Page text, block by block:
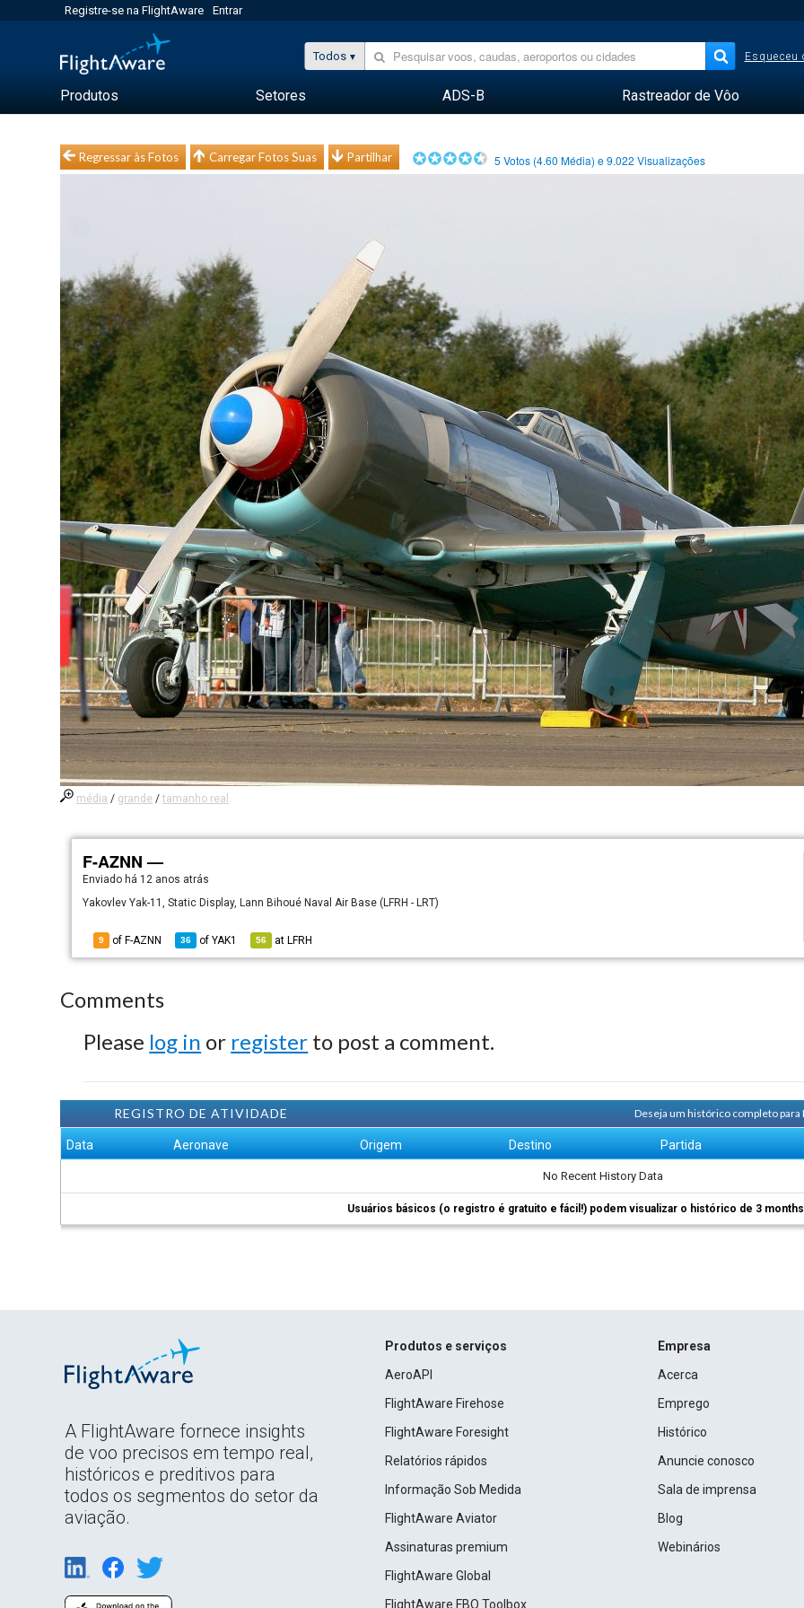
Registre-se na FlightAware Entrar
Todos Esqueceu
Produtos Setores ADS-B Rastreador de Vôo
Regressar às Fotos Carregar Fotos Suas Partilhar 5 Votos (4.60 Média) e9.022 Visualizações
média / grande /tamanho real
F-AZNN —
Enviado há 12 anos atrás
Yakovlev Yak-11, Static Display, Lann Bihoué Naval Air Base (LFRH - LRT)
9 of F-AZNN 36 ofYAK1 56 at LFRH
Comments
Please log in or register to post a comment.
REGISTRO DE ATIVIDADE Deseja um histórico completo para
Data Aeronave Origem Destino Partida
No Recent History Data
Usuários básicos (o registro é gratuito e fácil!) podem visualizar o histórico de 3
A FlightAware fornece insights
de voo precisos em tempo real,
históricos e preditivos para
todos os segmentos do setor da
aviação.
Produtos e serviços
AeroAPI
FlightAware Firehose
FlightAware Foresight
Relatórios rápidos
Informação Sob Medida
FlightAware Aviator
Assinaturas premium
FlightAware Global
FlightAware FBO Toolbox
Empresa
Acerca
Emprego
Histórico
Anuncie conosco
Sala de imprensa
Blog
Webinários